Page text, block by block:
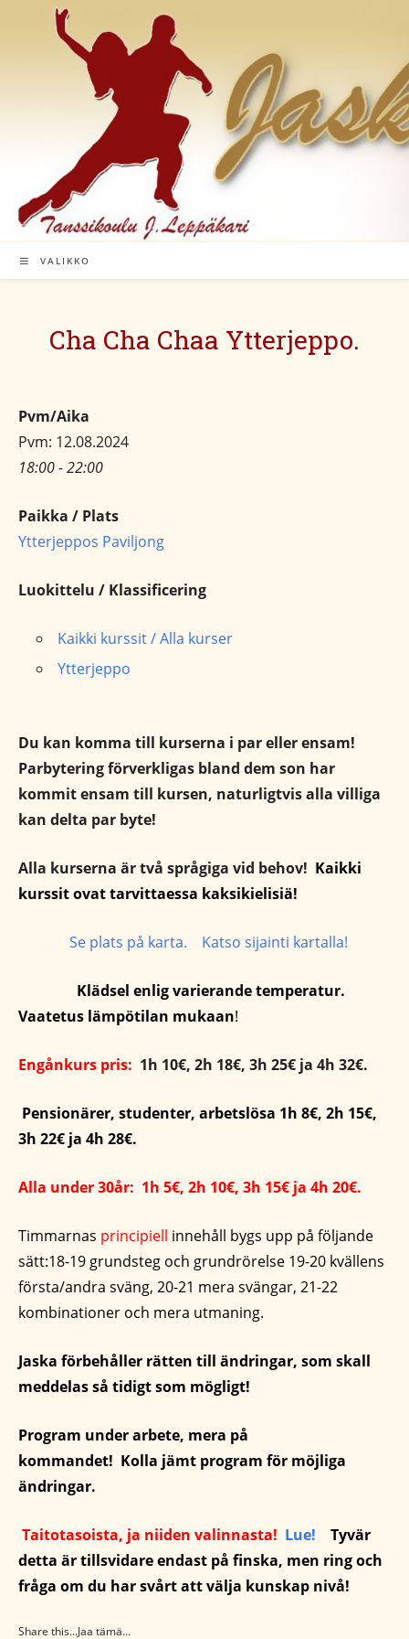
VALIKKO
Cha Cha Chaa Ytterjeppo.
Pvm/Aika
Pvm: 12.08.2024
18:00 - 22:00
Paikka / Plats
Ytterjeppos Paviljong
Luokittelu / Klassificering
Kaikki kurssit / Alla kurser
Ytterjeppo
Du kan komma till kurserna i par eller ensam!
Parbytering förverkligas bland dem son har
kommit ensam till kursen, naturligtvis alla villiga
kan delta par byte!
Alla kurserna är två språgiga vid behov! Kaikki
kurssit ovat tarvittaessa kaksikielisiä!
Se plats på karta. Katso sijainti kartalla!
Klädsel enligvarierandetemperatur.
Vaatetus lämpötilan mukaan!
Engånkurs pris: 1h 10€, 2h 18€, 3h 25€ ja 4h 32€.
Pensionärer, studenter, arbetslösa 1h 8€, 2h 15€,
3h 22€ ja 4h 28€.
Alla under 30år: 1h 5€, 2h 10€, 3h 15€ ja 4h 20€.
Timmarnas principiell innehåll bygs upp på följande
sätt:18-19 grundsteg och grundrörelse 19-20 kvällens
första/andra sväng, 20-21 mera svängar, 21-22
kombinationer och mera utmaning.
Jaska förbehåller rätten till ändringar, som skall
meddelas så tidigt som mögligt!
Program under arbete, mera på
kommandet! Kolla jämt program för möjliga
ändringar.
Taitotasoista, ja niiden valinnasta! Lue! Tyvär
detta är tillsvidare endast på finska, men ring och
fråga om du har svårt att välja kunskap nivå!
Share this...Jaa tämä...